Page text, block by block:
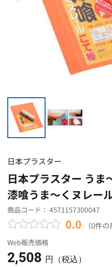
日本プラスター
日本プラスター うま
漆喰うま〜くヌレー
商品コード： 4571157300047
0.0 （0件
Web販売価格
2,508 円（税込）